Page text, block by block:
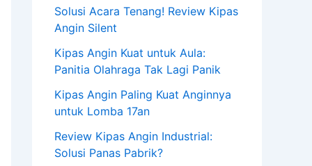
Solusi Acara Tenang! Review Kipas
Angin Silent
Kipas Angin Kuat untuk Aula:
Panitia Olahraga Tak Lagi Panik
Kipas Angin Paling Kuat Anginnya
untuk Lomba 17an
Review Kipas Angin Industrial:
Solusi Panas Pabrik?